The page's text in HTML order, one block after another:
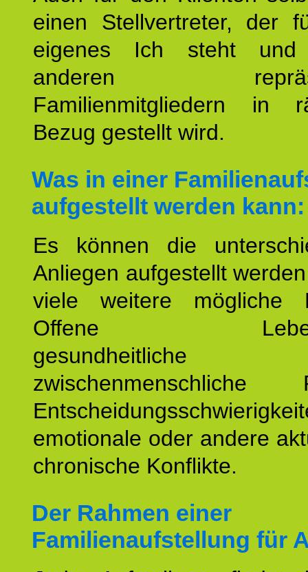
einen Stellvertreter, der
eigenes Ich steht
anderen
Familienmitgliedern in
Bezug gestellt wird.
Was in einer
aufgestellt werden kann:
Es können die
Anliegen aufgestellt
viele weitere mögliche
Offene
zwischenmenschliche
emotionale oder andere
chronische Konflikte.
Der Rahmen einer
Familienaufstellung für